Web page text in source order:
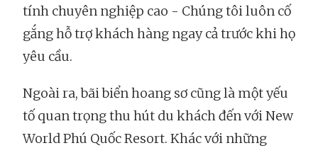
tính chuyên nghiệp cao - Chúng tôi luôn cố
gắng hỗ trợ khách hàng ngay cả trước khi họ
yêu cầu.
Ngoài ra, bãi biển hoang sơ cũng là một yếu
tố quan trọng thu hút du khách đến với New
World Phú Quốc Resort. Khác với những